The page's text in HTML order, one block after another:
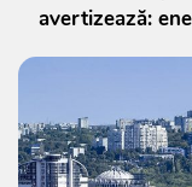
avertizează: